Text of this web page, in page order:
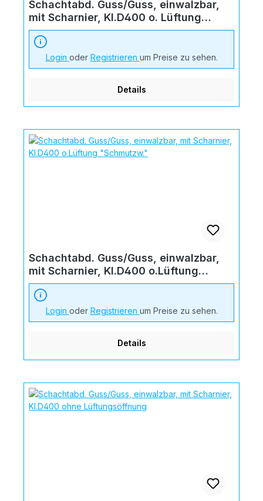
Schachtabd. Guss/Guss, einwalzbar,
mit Scharnier, Kl.D400 o. Lüftung
"Regenw."
Login oder Registrieren um Preise zu sehen.
Details
Schachtabd. Guss/Guss, einwalzbar,
mit Scharnier, Kl.D400 o.Lüftung
"Schmutzw."
Login oder Registrieren um Preise zu sehen.
Details